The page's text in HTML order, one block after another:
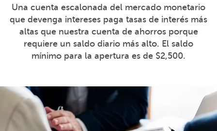
Una cuenta escalonada del mercado monetario
que devenga intereses paga tasas de interés más
altas que nuestra cuenta de ahorros porque
requiere un saldo diario más alto. El saldo
mínimo para la apertura es de $2,500.